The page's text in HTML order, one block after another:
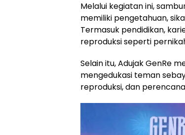
Melalui kegiatan ini,
memiliki pengetahuan,
Termasuk pendidikan,
reproduksi seperti
Selain itu, Adujak GenRe
mengedukasi teman
reproduksi, dan